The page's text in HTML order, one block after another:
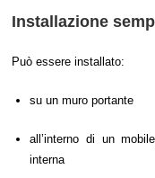
Installazione
Può essere installato:
su un muro portante
all’interno di un
interna